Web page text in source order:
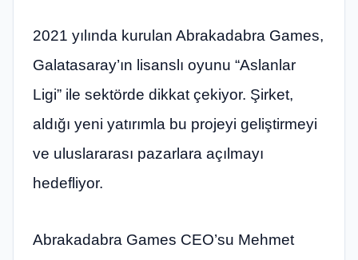
2021 yılında kurulan Abrakadabra Games,
Galatasaray’ın lisanslı oyunu “Aslanlar
Ligi” ile sektörde dikkat çekiyor. Şirket,
aldığı yeni yatırımla bu projeyi geliştirmeyi
ve uluslararası pazarlara açılmayı
hedefliyor.
Abrakadabra Games CEO’su Mehmet